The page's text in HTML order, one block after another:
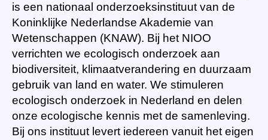
is een nationaal onderzoeksinstituut van de
Koninklijke Nederlandse Akademie van
Wetenschappen (KNAW). Bij het NIOO
verrichten we ecologisch onderzoek aan
biodiversiteit, klimaatverandering en duurzaam
gebruik van land en water. We stimuleren
ecologisch onderzoek in Nederland en delen
onze ecologische kennis met de samenleving.
Bij ons instituut levert iedereen vanuit het eigen